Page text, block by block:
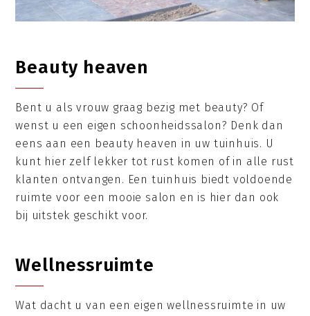
Beauty heaven
Bent u als vrouw graag bezig met beauty? Of
wenst u een eigen schoonheidssalon? Denk dan
eens aan een beauty heaven in uw tuinhuis. U
kunt hier zelf lekker tot rust komen of in alle rust
klanten ontvangen. Een tuinhuis biedt voldoende
ruimte voor een mooie salon en is hier dan ook
bij uitstek geschikt voor.
Wellnessruimte
Wat dacht u van een eigen wellnessruimte in uw